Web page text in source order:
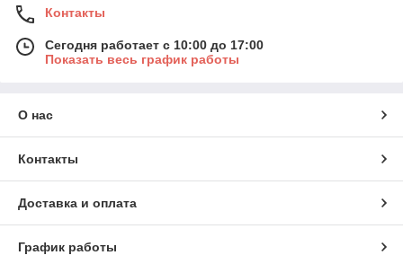
Контакты
Сегодня работает с 10:00 до 17:00
Показать весь график работы
О нас
Контакты
Доставка и оплата
График работы